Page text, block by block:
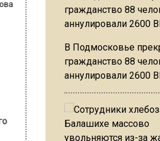
В Подмосковье
гражданство 88
аннулировали 2600